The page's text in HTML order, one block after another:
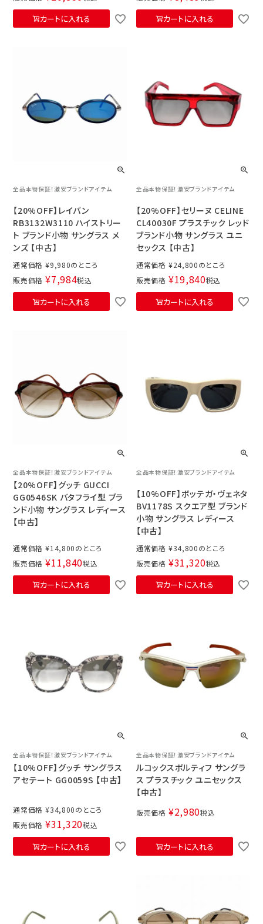
カートに入れる カートに入れる
全品本物保証！激安ブランドアイテム
【20%OFF】レイバン
RB3132W3110 ハイストリー
ト ブランド小物 サングラス メ
ンズ 【中古】
通常価格 ¥9,980
販売価格 ¥7,984税込
カートに入れる
全品本物保証！激安ブランドアイテム
【20%OFF】セリーヌ CELINE
CL40030F プラスチック レッド
ブランド小物 サングラス ユニ
セックス 【中古】
通常価格 ¥24,800
販売価格 ¥19,840税込
カートに入れる
全品本物保証！激安ブランドアイテム
【20%OFF】グッチ GUCCI
GG0546SK バタフライ型 ブラ
ンド小物 サングラス レディース
【中古】
通常価格 ¥14,800
販売価格 ¥11,840税込
カートに入れる
全品本物保証！激安ブランドアイテム
【10%OFF】ボッテガ・ヴェネタ
BV1178S スクエア型 ブランド
小物 サングラス レディース
【中古】
通常価格 ¥34,800
販売価格 ¥31,320税込
カートに入れる
全品本物保証！激安ブランドアイテム
【10%OFF】グッチ サングラス
アセテート GG0059S 【中古】
通常価格 ¥34,800
販売価格 ¥31,320税込
カートに入れる
全品本物保証！激安ブランドアイテム
ルコックスポルティフ サングラ
ス プラスチック ユニセックス
【中古】
販売価格 ¥2,980税込
カートに入れる